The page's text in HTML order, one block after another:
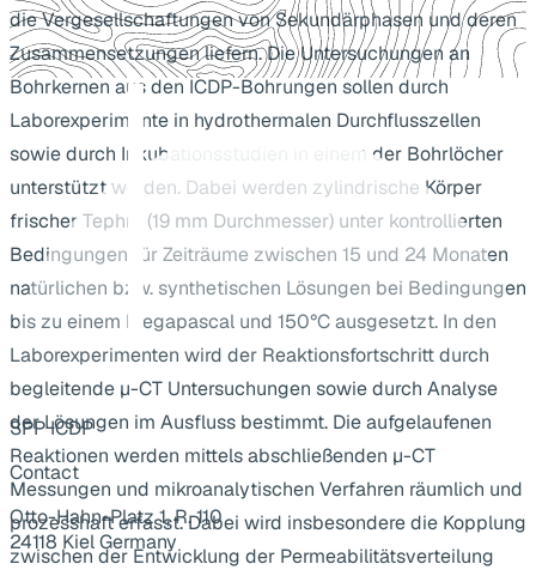
die Vergesellschaftungen von Sekundärphasen und deren
Zusammensetzungen liefern. Die Untersuchungen an
Bohrkernen aus den ICDP-Bohrungen sollen durch
Laborexperimente in hydrothermalen Durchflusszellen
sowie durch Inkubationsstudien in einem der Bohrlöcher
unterstützt werden. Dabei werden zylindrische Körper
frischer Tephra (19 mm Durchmesser) unter kontrollierten
Bedingungen für Zeiträume zwischen 15 und 24 Monaten
natürlichen bzw. synthetischen Lösungen bei Bedingungen
bis zu einem Megapascal und 150°C ausgesetzt. In den
Laborexperimenten wird der Reaktionsfortschritt durch
begleitende µ-CT Untersuchungen sowie durch Analyse
der Lösungen im Ausfluss bestimmt. Die aufgelaufenen
Reaktionen werden mittels abschließenden µ-CT
Messungen und mikroanalytischen Verfahren räumlich und
prozesshaft erfasst. Dabei wird insbesondere die Kopplung
zwischen der Entwicklung der Permeabilitätsverteilung
SPP ICDP
Contact
Otto-Hahn-Platz 1, R. 110
24118 Kiel Germany